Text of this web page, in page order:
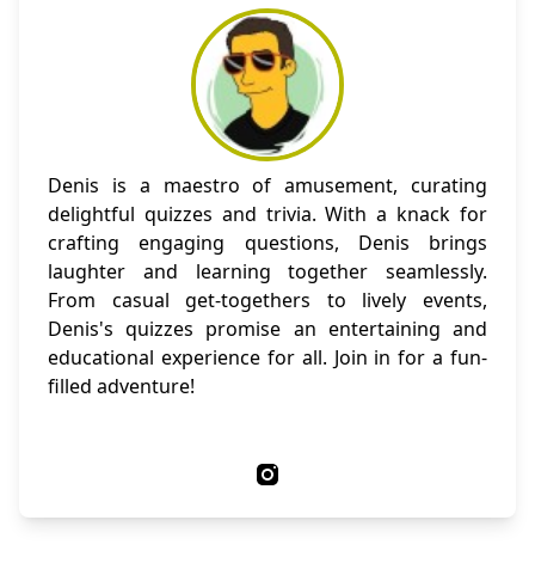
Denis is a maestro of amusement, curating
delightful quizzes and trivia. With a knack for
crafting engaging questions, Denis brings
laughter and learning together seamlessly.
From casual get-togethers to lively events,
Denis's quizzes promise an entertaining and
educational experience for all. Join in for a fun-
filled adventure!